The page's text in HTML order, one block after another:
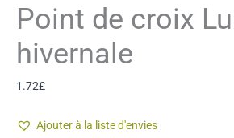
Point de croix
hivernale
1.72£
Ajouter à la liste d'envies